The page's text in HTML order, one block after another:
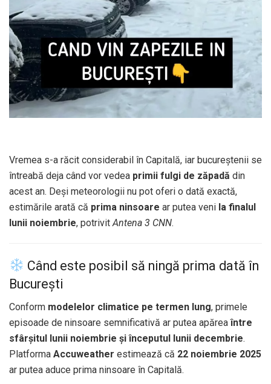
Vremea s-a răcit considerabil în Capitală, iar bucureștenii se
întreabă deja când vor vedea primii fulgi de zăpadă din
acest an. Deși meteorologii nu pot oferi o dată exactă,
estimările arată că prima ninsoare ar putea veni la finalul
lunii noiembrie, potrivitAntena 3 CNN.
Când este posibil să ningă prima dată în
București
Conform modelelor climatice pe termen lung, primele
episoade de ninsoare semnificativă ar putea apăreaîntre
sfârșitul lunii noiembrie și începutul lunii decembrie.
Platforma Accuweather estimează că 22 noiembrie 2025
ar putea aduce prima ninsoare în Capitală.